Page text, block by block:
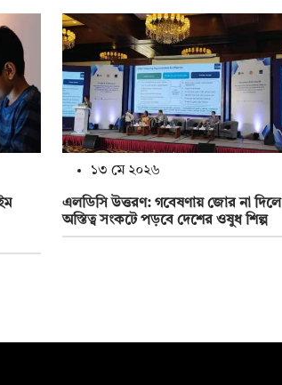
১৩ মে ২০২৬
এলডিসি উত্তরণ: গবেষণায় জোর না দিলে
অস্তিত্ব সংকটে পড়বে দেশের ওষুধ শিল্প